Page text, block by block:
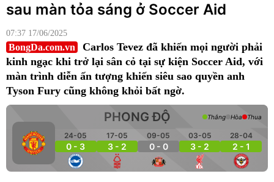
sau màn tỏa sáng ở Soccer Aid
07:37 17/06/2025
BongDa.com.vn
Carlos Tevez đã khiến mọi người phải
kinh ngạc khi trở lại sân cỏ tại sự kiện Soccer Aid, với
màn trình diễn ấn tượng khiến siêu sao quyền anh
Tyson Fury cũng không khỏi bất ngờ.
PHONG ĐỘ
24-05
0 - 3
17-05
3 - 2
09-05
0 - 0
03-05
3 - 2
28-04
2 - 1
Thắng Hòa Thua